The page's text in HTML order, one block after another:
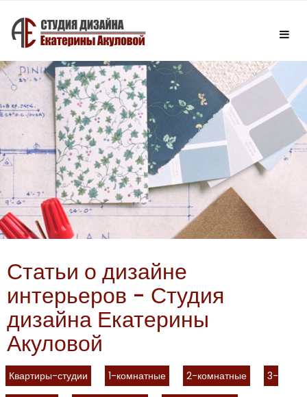
Статьи о дизайне
интерьеров - Студия
дизайна Екатерины
Акуловой
Квартиры-студии 1-комнатные 2-комнатные 3-